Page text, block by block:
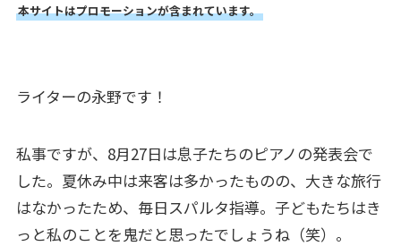
本サイトはプロモーションが含まれています。
ライターの永野です！
私事ですが、8月27日は息子たちのピアノの発表会で
した。夏休み中は来客は多かったものの、大きな旅行
はなかったため、毎日スパルタ指導。子どもたちはき
っと私のことを鬼だと思ったでしょうね（笑）。